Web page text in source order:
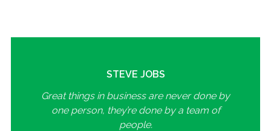
STEVE JOBS
Great things in business are never done by
one person, they’re done by a team of
people.